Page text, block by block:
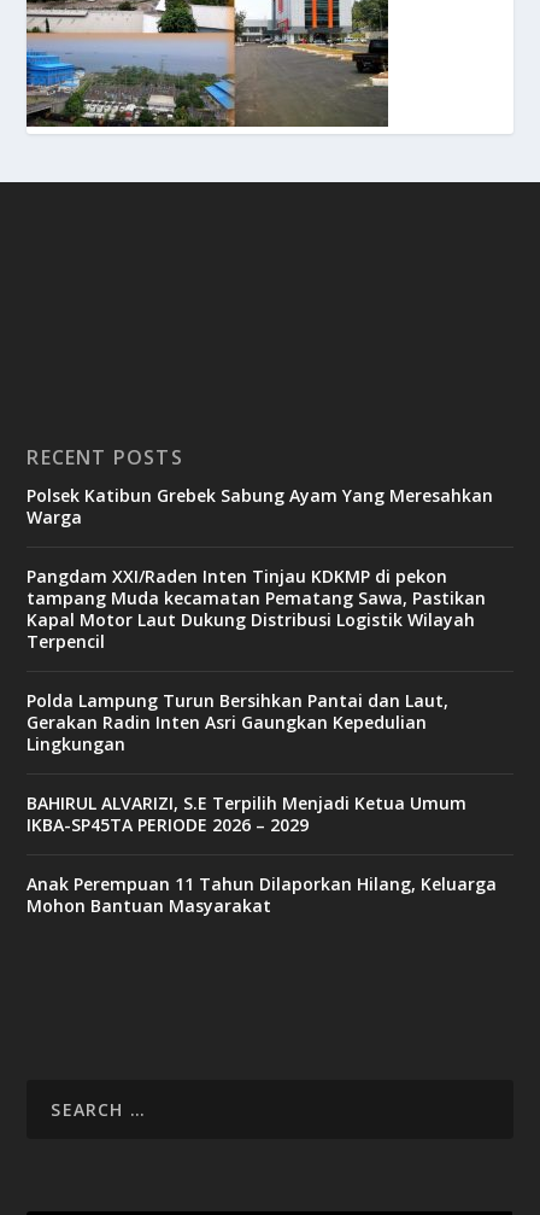
RECENT POSTS
Polsek Katibun Grebek Sabung Ayam Yang Meresahkan
Warga
Pangdam XXI/Raden Inten Tinjau KDKMP di pekon
tampang Muda kecamatan Pematang Sawa, Pastikan
Kapal Motor Laut Dukung Distribusi Logistik Wilayah
Terpencil
Polda Lampung Turun Bersihkan Pantai dan Laut,
Gerakan Radin Inten Asri Gaungkan Kepedulian
Lingkungan
BAHIRUL ALVARIZI, S.E Terpilih Menjadi Ketua Umum
IKBA-SP45TA PERIODE 2026 – 2029
Anak Perempuan 11 Tahun Dilaporkan Hilang, Keluarga
Mohon Bantuan Masyarakat